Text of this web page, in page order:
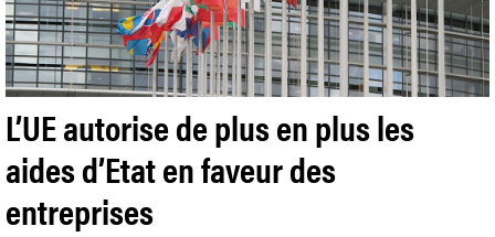
L’UE autorise de plus en plus les
aides d’Etat en faveur des
entreprises